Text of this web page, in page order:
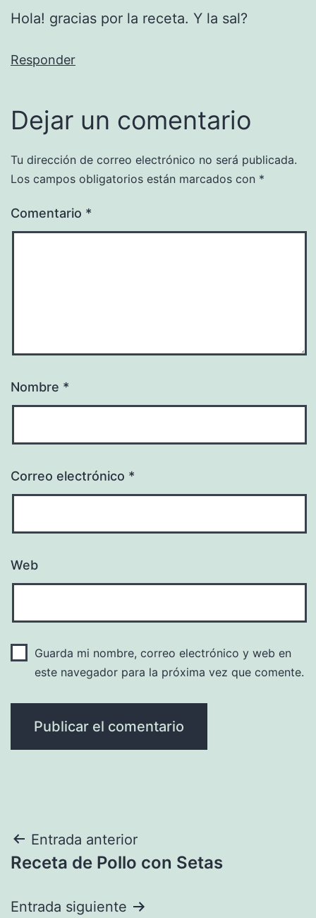
Hola! gracias por la receta. Y la sal?
Responder
Dejar un comentario
Tu dirección de correo electrónico no será publicada.
Los campos obligatorios están marcados con *
Comentario *
Nombre *
Correo electrónico *
Web
Guarda mi nombre, correo electrónico y web en
este navegador para la próxima vez que comente.
Navegación
de
entradas
Entrada anterior
Receta de Pollo con Setas
Entrada siguiente